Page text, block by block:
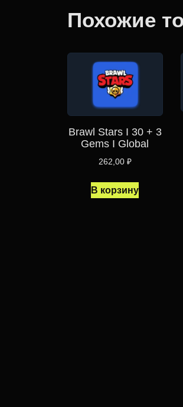
Похожие
Brawl Stars I 30 + 3
Gems I Global
262,00 ₽
В корзину